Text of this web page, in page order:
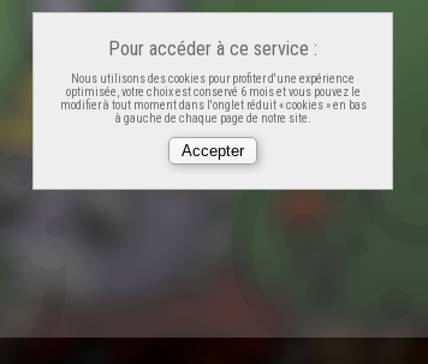
Pour accéder à ce service :
Nous utilisons des cookies pour profiter d'une expérience
optimisée, votre choix est conservé 6 mois et vous pouvez le
modifier à tout moment dans l'onglet réduit « cookies » en bas
à gauche de chaque page de notre site.